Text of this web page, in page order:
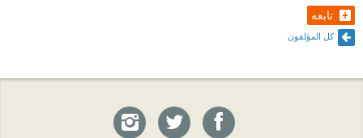
تابعه
كل المؤلفون